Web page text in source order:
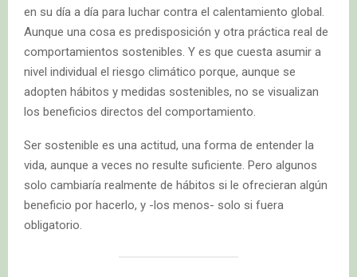
en su día a día para luchar contra el calentamiento global.
Aunque una cosa es predisposición y otra práctica real de
comportamientos sostenibles. Y es que cuesta asumir a
nivel individual el riesgo climático porque, aunque se
adopten hábitos y medidas sostenibles, no se visualizan
los beneficios directos del comportamiento.
Ser sostenible es una actitud, una forma de entender la
vida, aunque a veces no resulte suficiente. Pero algunos
solo cambiaría realmente de hábitos si le ofrecieran algún
beneficio por hacerlo, y -los menos- solo si fuera
obligatorio.